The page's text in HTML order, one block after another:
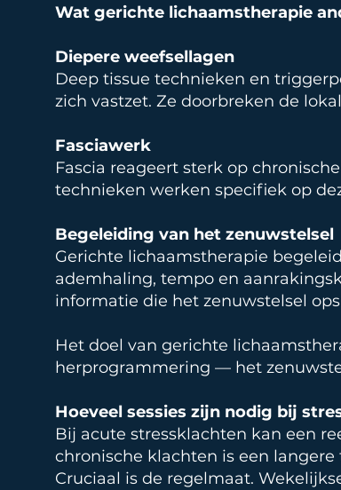
Wat gerichte lichaamstherapie
Diepere weefsellagen
Deep tissue technieken en
zich vastzet. Ze doorbreken de
Fasciawerk
Fascia reageert sterk op
technieken werken specifiek op
Begeleiding van het zenuwstelsel
Gerichte lichaamstherapie
ademhaling, tempo en
informatie die het zenuwstelsel
Het doel van gerichte
herprogrammering — het
Hoeveel sessies zijn nodig bij
Bij acute stressklachten kan een
chronische klachten is een
Cruciaal is de regelmaat.